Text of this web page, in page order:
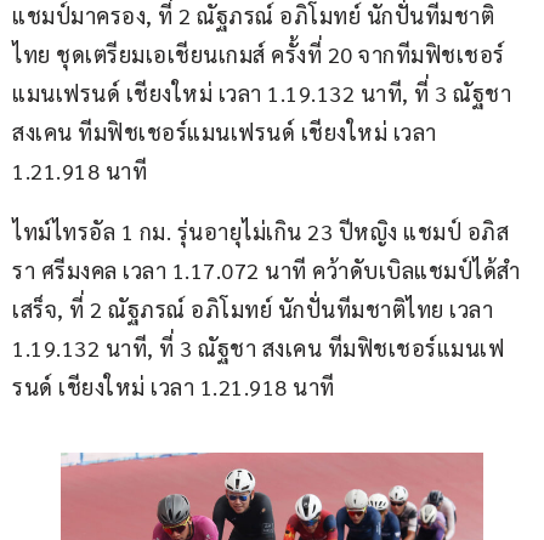
แชมป์มาครอง, ที่ 2 ณัฐภรณ์ อภิโมทย์ นักปั่นทีมชาติ
ไทย ชุดเตรียมเอเชียนเกมส์ ครั้งที่ 20 จากทีมฟิชเชอร์
แมนเฟรนด์ เชียงใหม่ เวลา 1.19.132 นาที, ที่ 3 ณัฐชา
สงเคน ทีมฟิชเชอร์แมนเฟรนด์ เชียงใหม่ เวลา
1.21.918 นาที
ไทม์ไทรอัล 1 กม. รุ่นอายุไม่เกิน 23 ปีหญิง แชมป์ อภิส
รา ศรีมงคล เวลา 1.17.072 นาที คว้าดับเบิลแชมป์ได้สำ
เสร็จ, ที่ 2 ณัฐภรณ์ อภิโมทย์ นักปั่นทีมชาติไทย เวลา
1.19.132 นาที, ที่ 3 ณัฐชา สงเคน ทีมฟิชเชอร์แมนเฟ
รนด์ เชียงใหม่ เวลา 1.21.918 นาที